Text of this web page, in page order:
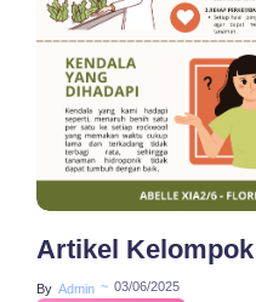
Artikel
By Admin ~ 03/06/2025